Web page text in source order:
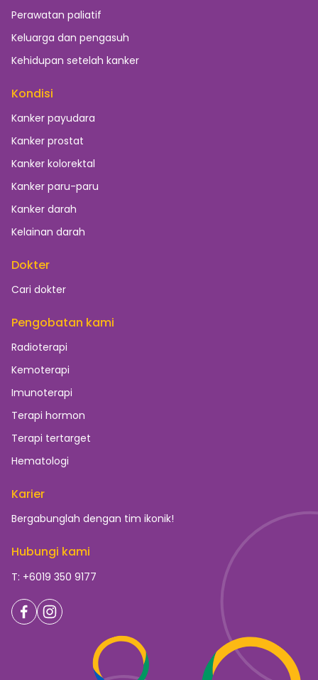
Perawatan paliatif
Keluarga dan pengasuh
Kehidupan setelah kanker
Kondisi
Kanker payudara
Kanker prostat
Kanker kolorektal
Kanker paru-paru
Kanker darah
Kelainan darah
Dokter
Cari dokter
Pengobatan kami
Radioterapi
Kemoterapi
Imunoterapi
Terapi hormon
Terapi tertarget
Hematologi
Karier
Bergabunglah dengan tim ikonik!
Hubungi kami
T: +6019 350 9177